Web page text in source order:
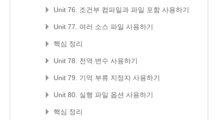
Unit 76. 조건부 컴파일과 파일 포함 사용하기
Unit 77. 여러 소스 파일 사용하기
핵심 정리
Unit 78. 전역 변수 사용하기
Unit 79. 기억 부류 지정자 사용하기
Unit 80. 실행 파일 옵션 사용하기
핵심 정리